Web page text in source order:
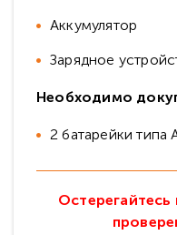
Аккумулятор
Зарядное
Необходимо
2 батарейки типа